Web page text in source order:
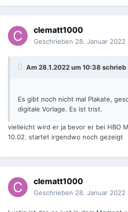
clematt1000
Geschrieben 28. Januar 2022
Am 28.1.2022 um 10:38 schrieb
Es gibt noch nicht mal Plakate,
digitale Vorlage. Es ist trist.
vielleicht wird er ja bevor er bei HBO
10.02. startet irgendwo noch gezeigt
clematt1000
Geschrieben 28. Januar 2022